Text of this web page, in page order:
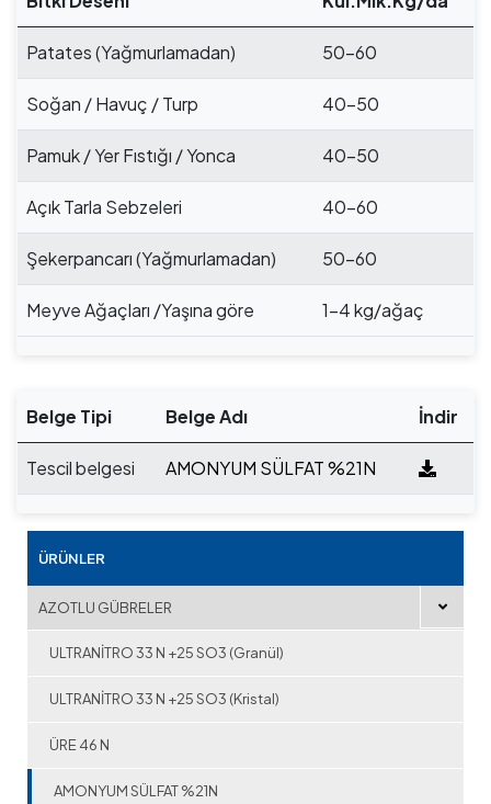
ÜRÜNLER
AZOTLU GÜBRELER
ULTRANİTRO 33 N +25 SO3 (Granül)
ULTRANİTRO 33 N +25 SO3 (Kristal)
ÜRE 46 N
AMONYUM SÜLFAT %21N
Patates (Yağmurlamadan) 50-60
Soğan / Havuç / Turp 40-50
Pamuk / Yer Fıstığı / Yonca 40-50
Açık Tarla Sebzeleri 40-60
Şekerpancarı (Yağmurlamadan) 50-60
Meyve Ağaçları /Yaşına göre 1-4 kg/ağaç
Belge Tipi Belge Adı İndir
Tescil belgesi AMONYUM SÜLFAT %21N